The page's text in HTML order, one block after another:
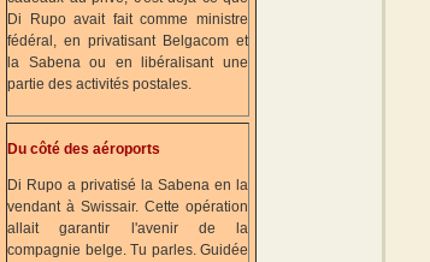
Di Rupo avait fait comme ministre
fédéral, en privatisant Belgacom et
la Sabena ou en libéralisant une
partie des activités postales.
Du côté des aéroports
Di Rupo a privatisé la Sabena en la
vendant à Swissair. Cette opération
allait garantir l'avenir de la
compagnie belge. Tu parles. Guidée